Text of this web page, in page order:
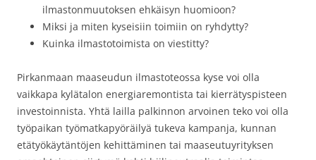
ilmastonmuutoksen ehkäisyn huomioon?
Miksi ja miten kyseisiin toimiin on ryhdytty?
Kuinka ilmastotoimista on viestitty?
Pirkanmaan maaseudun ilmastoteossa kyse voi olla
vaikkapa kylätalon energiaremontista tai kierrätyspisteen
investoinnista. Yhtä lailla palkinnon arvoinen teko voi olla
työpaikan työmatkapyöräilyä tukeva kampanja, kunnan
etätyökäytäntöjen kehittäminen tai maaseutuyrityksen